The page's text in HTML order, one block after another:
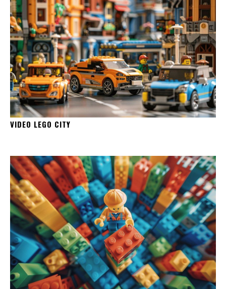
VIDEO LEGO CITY